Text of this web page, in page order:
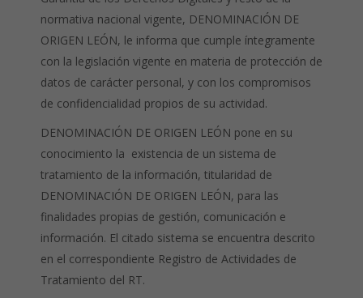
normativa nacional vigente, DENOMINACIÓN DE
ORIGEN LEÓN, le informa que cumple íntegramente
con la legislación vigente en materia de protección de
datos de carácter personal, y con los compromisos
de confidencialidad propios de su actividad.
DENOMINACIÓN DE ORIGEN LEÓN pone en su
conocimiento la existencia de un sistema de
tratamiento de la información, titularidad de
DENOMINACIÓN DE ORIGEN LEÓN, para las
finalidades propias de gestión, comunicación e
información. El citado sistema se encuentra descrito
en el correspondiente Registro de Actividades de
Tratamiento del RT.